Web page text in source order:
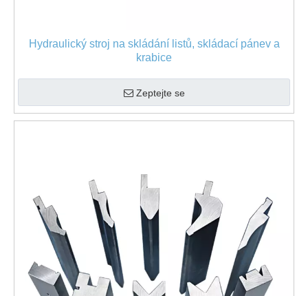
Hydraulický stroj na skládání listů, skládací pánev a
krabice
Zeptejte se